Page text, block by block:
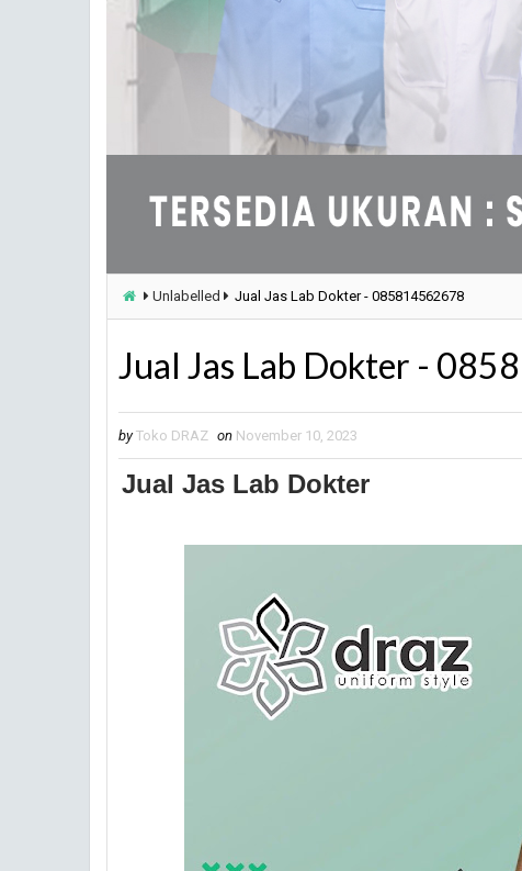
Unlabelled Jual Jas Lab Dokter - 085814562678
Jual Jas Lab Dokter -
by Toko DRAZ on November 10, 2023
Jual Jas Lab Dokter